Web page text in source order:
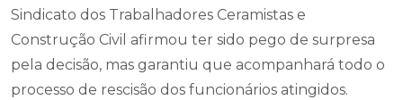
Sindicato dos Trabalhadores Ceramistas e
Construção Civil afirmou ter sido pego de surpresa
pela decisão, mas garantiu que acompanhará todo o
processo de rescisão dos funcionários atingidos.